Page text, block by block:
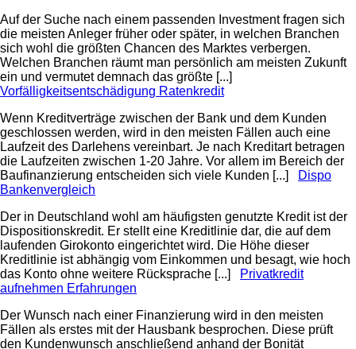
Auf der Suche nach einem passenden Investment fragen sich
die meisten Anleger früher oder später, in welchen Branchen
sich wohl die größten Chancen des Marktes verbergen.
Welchen Branchen räumt man persönlich am meisten Zukunft
ein und vermutet demnach das größte [...]
Vorfälligkeitsentschädigung Ratenkredit
Wenn Kreditverträge zwischen der Bank und dem Kunden
geschlossen werden, wird in den meisten Fällen auch eine
Laufzeit des Darlehens vereinbart. Je nach Kreditart betragen
die Laufzeiten zwischen 1-20 Jahre. Vor allem im Bereich der
Baufinanzierung entscheiden sich viele Kunden [...]
Dispo
Bankenvergleich
Der in Deutschland wohl am häufigsten genutzte Kredit ist der
Dispositionskredit. Er stellt eine Kreditlinie dar, die auf dem
laufenden Girokonto eingerichtet wird. Die Höhe dieser
Kreditlinie ist abhängig vom Einkommen und besagt, wie hoch
das Konto ohne weitere Rücksprache [...]
Privatkredit
aufnehmen Erfahrungen
Der Wunsch nach einer Finanzierung wird in den meisten
Fällen als erstes mit der Hausbank besprochen. Diese prüft
den Kundenwunsch anschließend anhand der Bonität